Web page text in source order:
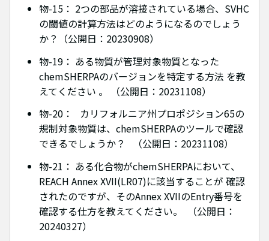
物-15： 2つの部品が溶接されている場合、SVHC
の閾値の計算方法はどのようになるのでしょう
か？（公開日：20230908）
物-19： ある物質が管理対象物質となった
chemSHERPAのバージョンを特定する方法 を教
えてください 。 （公開日：20231108）
物-20： カリフォルニア州プロポジション65の
規制対象物質は、chemSHERPAのツールで確認
できるでしょうか？ （公開日：20231108）
物-21： ある化合物がchemSHERPAにおいて、
REACH Annex XVII(LR07)に該当することが 確認
されたのですが、そのAnnex XVIIのEntry番号を
確認する仕方を教えてください。 （公開日：
20240327）